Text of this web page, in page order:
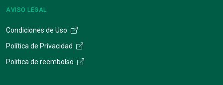
AVISO LEGAL
Condiciones de Uso
Política de Privacidad
Politica de reembolso